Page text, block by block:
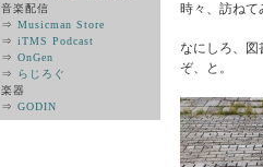
音楽配信
⇒ Musicman Store
⇒ iTMS Podcast
⇒ OnGen
⇒ らじろぐ
楽器
⇒ GODIN
時々、訪ねて
なにしろ、
ぞ、と。